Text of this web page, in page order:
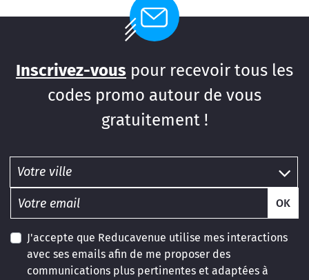
Inscrivez-vous pour recevoir tous les
codes promo autour de vous
gratuitement !
OK
J'accepte que Reducavenue utilise mes interactions
avec ses emails afin de me proposer des
communications plus pertinentes et adaptées à